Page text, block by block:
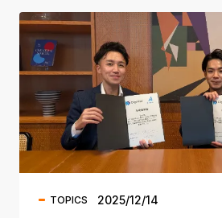
TOPICS 2025/12/14